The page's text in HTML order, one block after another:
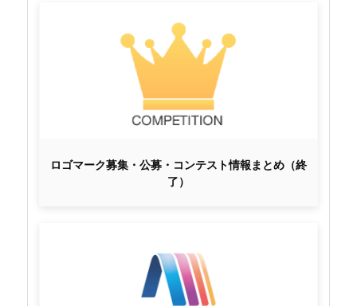
ロゴマーク募集・公募・コンテスト情報まとめ（終
了）